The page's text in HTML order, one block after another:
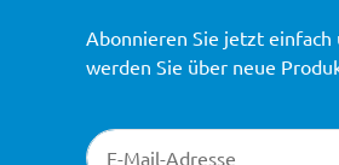
Newsletter-Registrierung
Abonnieren Sie jetzt
werden Sie über neue